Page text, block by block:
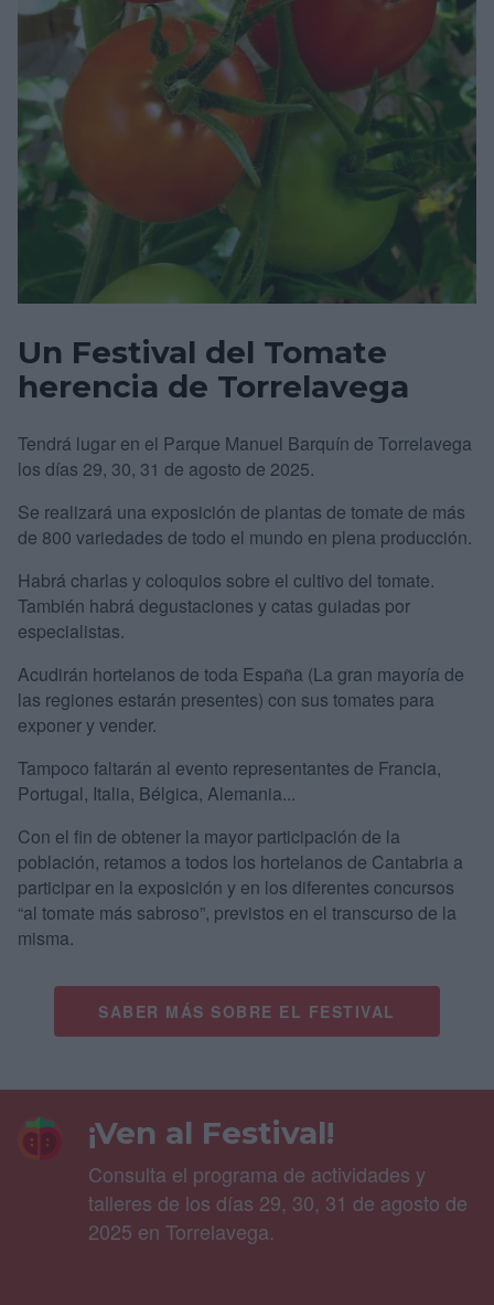
Un Festival del Tomate
herencia de Torrelavega
Tendrá lugar en el Parque Manuel Barquín de Torrelavega
los días 29, 30, 31 de agosto de 2025.
Se realizará una exposición de plantas de tomate de más
de 800 variedades de todo el mundo en plena producción.
Habrá charlas y coloquios sobre el cultivo del tomate.
También habrá degustaciones y catas guiadas por
especialistas.
Acudirán hortelanos de toda España (La gran mayoría de
las regiones estarán presentes) con sus tomates para
exponer y vender.
Tampoco faltarán al evento representantes de Francia,
Portugal, Italia, Bélgica, Alemania...
Con el fin de obtener la mayor participación de la
población, retamos a todos los hortelanos de Cantabria a
participar en la exposición y en los diferentes concursos
“al tomate más sabroso”, previstos en el transcurso de la
misma.
SABER MÁS SOBRE EL FESTIVAL
¡Ven al Festival!
Consulta el programa de actividades y
talleres de los días 29, 30, 31 de agosto de
2025 en Torrelavega.